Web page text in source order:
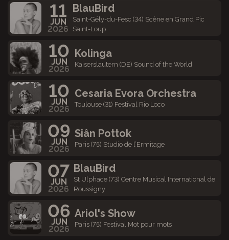
11
JUN
2026
BlauBird
Saint-Gély-du-Fesc (34) Scène en Grand Pic
Saint-Loup
10
JUN
2026
Kolinga
Kaiserslautern (DE) Sound of the World
10
JUN
2026
Cesaria Evora Orchestra
Toulouse (31) Festival Rio Loco
09
JUN
2026
Siân Pottok
Paris (75) Studio de l’Ermitage
07
JUN
2026
BlauBird
St Ulphace (73) Centre Musical International de
Roussigny
06
JUN
2026
Ariol's Show
Paris (75) Festival Mot pour mots